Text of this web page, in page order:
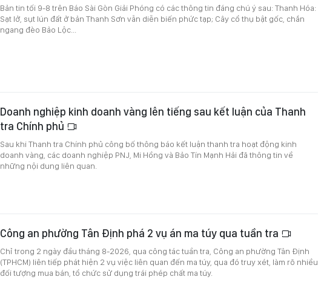
Bản tin tối 9-8 trên Báo Sài Gòn Giải Phóng có các thông tin đáng chú ý sau: Thanh Hóa:
Sạt lở, sụt lún đất ở bản Thanh Sơn vẫn diễn biến phức tạp; Cây cổ thụ bật gốc, chắn
ngang đèo Bảo Lộc...
Doanh nghiệp kinh doanh vàng lên tiếng sau kết luận của Thanh
tra Chính phủ
Sau khi Thanh tra Chính phủ công bố thông báo kết luận thanh tra hoạt động kinh
doanh vàng, các doanh nghiệp PNJ, Mi Hồng và Bảo Tín Mạnh Hải đã thông tin về
những nội dung liên quan.
Công an phường Tân Định phá 2 vụ án ma túy qua tuần tra
Chỉ trong 2 ngày đầu tháng 8-2026, qua công tác tuần tra, Công an phường Tân Định
(TPHCM) liên tiếp phát hiện 2 vụ việc liên quan đến ma túy, qua đó truy xét, làm rõ nhiều
đối tượng mua bán, tổ chức sử dụng trái phép chất ma túy.